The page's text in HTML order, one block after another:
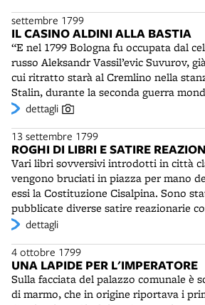
Medicina e Filosofia, con i diritti e le
godevano prima della francese
si ordina che nelle scuole pubbliche
latino e che i professori si impegnino a
massime della nostra santa religione”.
della toga come simbolo del passato
Studio bolognese.
settembre 1799
IL CASINO ALDINI ALLA BASTIA
“E nel 1799 Bologna fu occupata dal
russo Aleksandr Vassil’evic Suvurov,
cui ritratto starà al Cremlino nella
Stalin, durante la seconda guerra
Riccomini) Antonio Aldini (1755-1826) commissiona a
Antonio Antolini (1753-1841)
suburbana in località La Bastia, ai piedi
Luca, tra il canale di Reno e la strada
proprietà, appartenuta un tempo ai
conosciuta anche come la Badia o la
'800 ospiterà un imponente
progetto prevede l'edificazione di un
fiume e attorniato da un vasto parco
di impianti termali, un ippodromo e un
le forme del Mar Nero e del Mar
lago e del parco contiene forse un
alle imprese in Crimea del generale
dettagli
13 settembre 1799
ROGHI DI LIBRI E SATIRE
Vari libri sovversivi introdotti in città
vengono bruciati in piazza per mano
essi la Costituzione Cisalpina. Sono
pubblicate diverse satire reazionarie
libertà instaurato dei Francesi e
Repubblica Cisalpina (6 luglio),
Repubblica Cisalpina, Nuova satira
Cisalpina, Fasti della medesima, ossia
vita e morte del governo repubblicano
dettagli
4 ottobre 1799
UNA LAPIDE PER L'IMPERATORE
Sulla facciata del palazzo comunale è
di marmo, che in origine riportava i